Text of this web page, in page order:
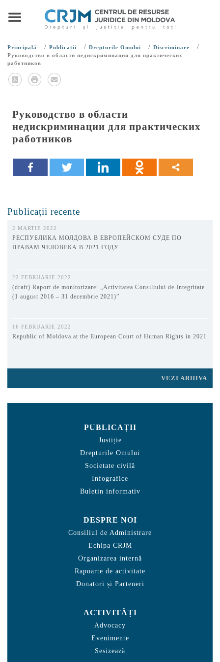
Principală / Publicații / Drepturile Omului / Discriminare /
Руководство в области недискриминации для практических
работников
Руководство в области
недискриминации для практических
работников
Publicații recente
2 MARTIE 2022
РЕСПУБЛИКА МОЛДОВА В ЕВРОПЕЙСКОМ СУДЕ ПО
ПРАВАМ ЧЕЛОВЕКА В 2021 ГОДУ
22 FEBRUARIE 2022
(draft) Raport de monitorizare: „Activitatea Consiliului de Integritate
(1 august 2016 – 31 decembrie 2021)”
16 FEBRUARIE 2022
Republic of Moldova at the European Court of Human Rights in 2021
VEZI ARHIVA
PUBLICAȚII
Justiție
Drepturile Omului
Societate civilă
Infografice
Buletin informativ
DESPRE NOI
Consiliul de Administrare
Echipa CRJM
Organizarea internă
Rapoarte de activitate
Donatori și Parteneri
ACTIVITĂȚI
Advocacy
Evenimente
Sesizează